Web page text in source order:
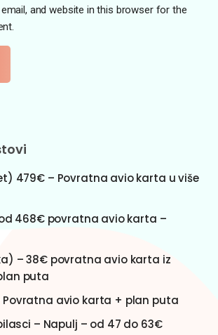
and website in this browser for the
479€ – Povratna avio karta u više
468€ povratna avio karta –
– 38€ povratna avio karta iz
puta
Povratna avio karta + plan puta
– Napulj – od 47 do 63€